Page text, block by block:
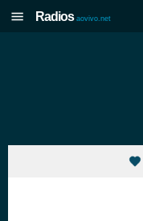
Radios aovivo.net